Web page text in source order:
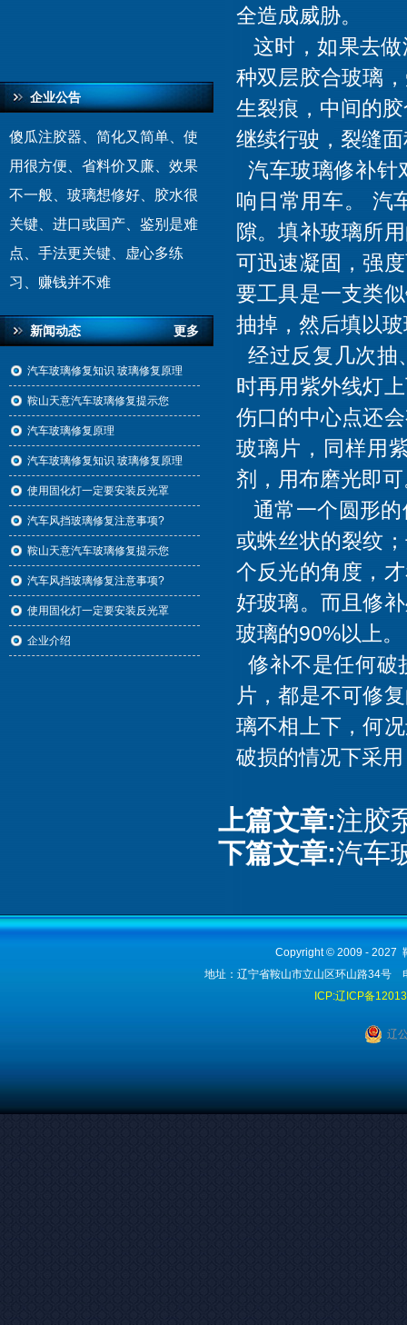
企业公告
傻瓜注胶器、简化又简单、使
用很方便、省料价又廉、效果
不一般、玻璃想修好、胶水很
关键、进口或国产、鉴别是难
点、手法更关键、虚心多练
习、赚钱并不难
更多
新闻动态
汽车玻璃修复知识 玻璃修复原理
鞍山天意汽车玻璃修复提示您
汽车玻璃修复原理
汽车玻璃修复知识 玻璃修复原理
使用固化灯一定要安装反光罩
汽车风挡玻璃修复注意事项?
鞍山天意汽车玻璃修复提示您
汽车风挡玻璃修复注意事项?
使用固化灯一定要安装反光罩
企业介绍
全造成威胁。
这时，如果去做
种双层胶合玻璃
生裂痕，中间的
继续行驶，裂缝
汽车玻璃修补针
响日常用车。 汽
隙。填补玻璃所
可迅速凝固，强
要工具是一支类
抽掉，然后填以
经过反复几次抽
时再用紫外线灯
伤口的中心点还
玻璃片，同样用
剂，用布磨光即
通常一个圆形的
或蛛丝状的裂纹
个反光的角度，
好玻璃。而且修
玻璃的90%以上。
修补不是任何破
片，都是不可修
璃不相上下，何
破损的情况下采
上篇文章:注胶
下篇文章:汽车
Copyright © 2009 - 2027
地址：辽宁省鞍山市立山区环山路34
ICP:辽ICP备
辽